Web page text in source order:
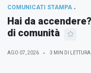
COMUNICATI STAMPA
Hai da
di comunità
AGO 07, 2026 3 MIN DI LETTURA